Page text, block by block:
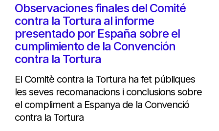
Observaciones finales del Comité
contra la Tortura al informe
presentado por España sobre el
cumplimiento de la Convención
contra la Tortura
El Comitè contra la Tortura ha fet públiques
les seves recomanacions i conclusions sobre
el compliment a Espanya de la Convenció
contra la Tortura